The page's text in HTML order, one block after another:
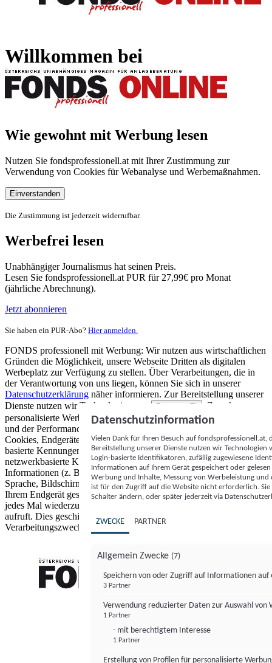
Willkommen bei
Wie gewohnt mit Werbung lesen
Nutzen Sie fondsprofessionell.at mit Ihrer Zustimmung zur
Verwendung von Cookies für Webanalyse und Werbemaßnahmen.
Einverstanden
Die Zustimmung ist jederzeit widerrufbar.
Werbefrei lesen
Unabhängiger Journalismus hat seinen Preis.
Lesen Sie fondsprofessionell.at PUR für 27,99€ pro Monat
(jährliche Abrechnung).
Jetzt abonnieren
Sie haben ein PUR-Abo? Hier anmelden.
FONDS professionell mit Werbung: Wir nutzen aus wirtschaftlichen
Gründen die Möglichkeit, unsere Webseite Dritten als digitalen
Werbeplatz zur Verfügung zu stellen. Über Verarbeitungen, die in
der Verantwortung von uns liegen, können Sie sich in unserer
Datenschutzerklärung näher informieren. Zur Bereitstellung unserer
Dienste nutzen wir Technologien von
Partnern (5)
. Zwecke:
personalisierte Werbung und Inhalte, Messung von Werbeleistung
und der Performance von Inhalten sowie Zielgruppenforschung.
Cookies, Endgeräte- oder ähnliche Online-Kennungen (z. B. login-
basierte Kennungen, zufällig generierte Kennungen,
netzwerkbasierte Kennungen) können zusammen mit anderen
Informationen (z. B. Browsertyp und Browserinformationen,
Sprache, Bildschirmgröße, unterstützte Technologien usw.) auf
Ihrem Endgerät gespeichert oder von dort ausgelesen werden, um es
jedes Mal wiederzuerkennen, wenn es eine App oder einer Webseite
aufruft. Dies geschieht für einen oder mehrere der hier aufgeführten
Verarbeitungszwecke.
Datenschutzinformation
Vielen Dank für Ihren Besuch auf
Bereitstellung unserer Dienste nutzen wir Technologien
Login-basierte Identifikatoren, zufällig zugewiesene
Informationen auf Ihrem Gerät gespeichert oder
Werbung und Inhalte, Messung von Werbeleistung
ist für den Zugriff auf die Website nicht erforderlich.
Schalter ändern, oder später jederzeit via
ZWECKE PARTNER
Allgemein Zwecke (7)
Speichern von oder Zugriff auf Informationen auf
3 Partner
Verwendung reduzierter Daten zur Auswahl von
1 Partner
- mit berechtigtem Interesse
1 Partner
Erstellung von Profilen für personalisierte
FONDS professionell